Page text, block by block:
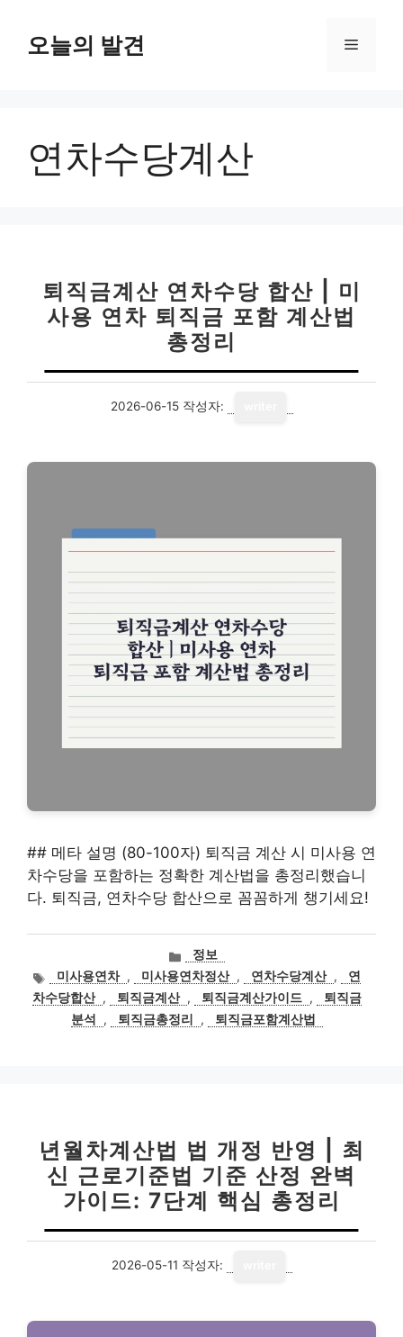
오늘의 발견 메
연차수당계산
퇴직금계산 연차수당 합산 | 미
사용 연차 퇴직금 포함 계산법
총정리
2026-06-15 작성자:
## 메타 설명 (80-100자) 퇴직금 계산 시 미사용 연
차수당을 포함하는 정확한 계산법을 총정리했습니
다. 퇴직금, 연차수당 합산으로 꼼꼼하게 챙기세요!
카
테
고
리
정보
태
그
미사용연차 , 미사용연차정산 , 연차수당계산 ,
연
차수당합산 , 퇴직금계산 , 퇴직금계산가이드 ,
퇴직금
분석
, 퇴직금총정리 , 퇴직금포함계산법
년월차계산법 법 개정 반영 | 최
신 근로기준법 기준 산정 완벽
가이드: 7단계 핵심 총정리
2026-05-11 작성자: